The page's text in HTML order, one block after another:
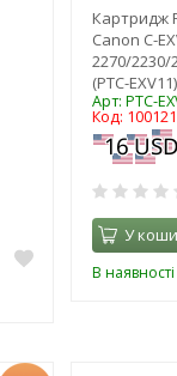
Картридж
Canon C-
2270/2230/
(PTC-EXV11)
Арт: PTC-
Код:
У
В наявності